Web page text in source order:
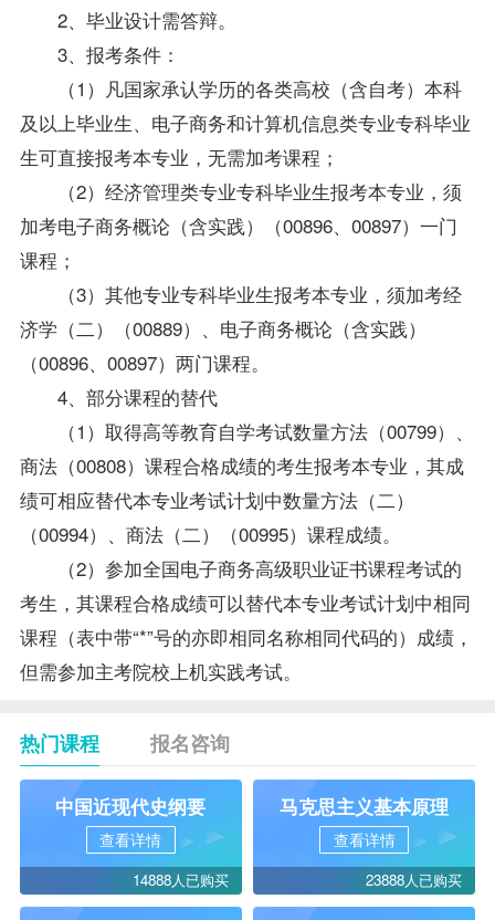
2、毕业设计需答辩。
3、 报考条件：
（1）凡国家承认学历的各类高校（含自考）本科
及以上毕业生、电子商务和计算机信息类专业专科毕业
生可直接报考本专业，无需加考课程；
（2）经济管理类专业专科毕业生报考本专业，须
加考电子商务概论 （含实践）（00896、00897）一门
课程；
（3）其他专业专科毕业生报考本专业，须加考经
济学（二）（00889）、电子商务概论（含实践）
（00896、00897）两门课程。
4、部分课程的替代
（1）取得高等教育自学考试数量方法（00799）、
商法（00808）课程合格成绩的考生报考本专业，其成
绩可相应替代本专业考试计划中数量方法（二）
（00994）、商法（二）（00995）课程成绩。
（2）参加全国电子商务高级职业证书课程考试的
考生，其课程合格成绩可以替代本专业考试计划中相同
课程（表中带“*”号的亦即相同名称相同代码的）成绩，
但需参加主考院校上机实践考试。
热门课程 报名咨询
中国近现代史纲要
查看详情
14888人已购买
马克思主义基本原理
查看详情
23888人已购买